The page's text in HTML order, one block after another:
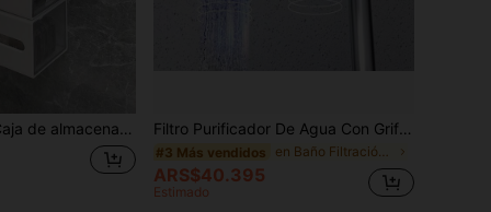
estantería de pared para baño, cajón de almacenamiento para dormitorio u oficina, accesorios de baño blancos, herramientas de baño Filtro Purificador De Agua Con Grifo Para El Grifo Del Fregadero De La Cocina, Filtro De Cerámica Lavable Con Pulverizador Purificador De Filtrado De Baño
#3 Más vendidos en Baño Filtración y suavizadores de agua
ARS$40.395
Estimado